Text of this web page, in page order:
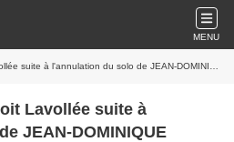
MENU
à l'annulation du solo de JEAN-DOMINIQUE BURTIN
Lavollée suite à
JEAN-DOMINIQUE